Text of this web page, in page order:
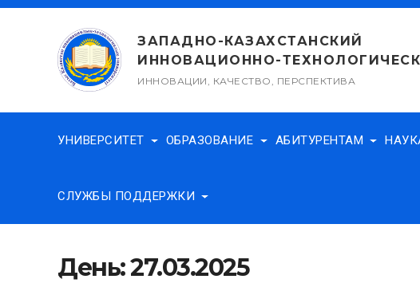
Перейти
содержимому
ЗАПАДНО-КАЗАХСТАНСКИЙ
ИННОВАЦИОННО-
ИННОВАЦИИ, КАЧЕСТВО, ПЕРСПЕКТИВА
УНИВЕРСИТЕТ ОБРАЗОВАНИЕ АБИТУРЕНТАМ
СЛУЖБЫ ПОДДЕРЖКИ
День:27.03.2025